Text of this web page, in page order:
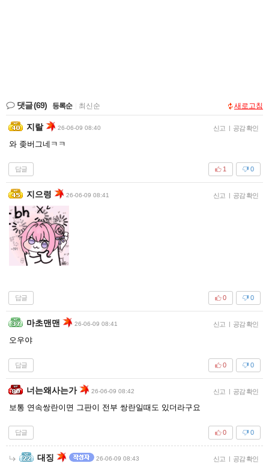
댓글(69) 등록순 최신순 새로고침
지랄 26-06-09 08:40 신고 | 공감 확인
와 좆버그네ㅋㅋ
답글 0
1
지으령 26-06-09 08:41 신고 | 공감 확인
답글 0
0
마초맨맨 26-06-09 08:41 신고 | 공감 확인
오우야
답글 0
0
너는왜사는가 26-06-09 08:42 신고 | 공감 확인
보통 연속쌍란이면 그판이 전부 쌍란일때도 있더라구요
답글 0
0
대징 26-06-09 08:43 신고 | 공감 확인